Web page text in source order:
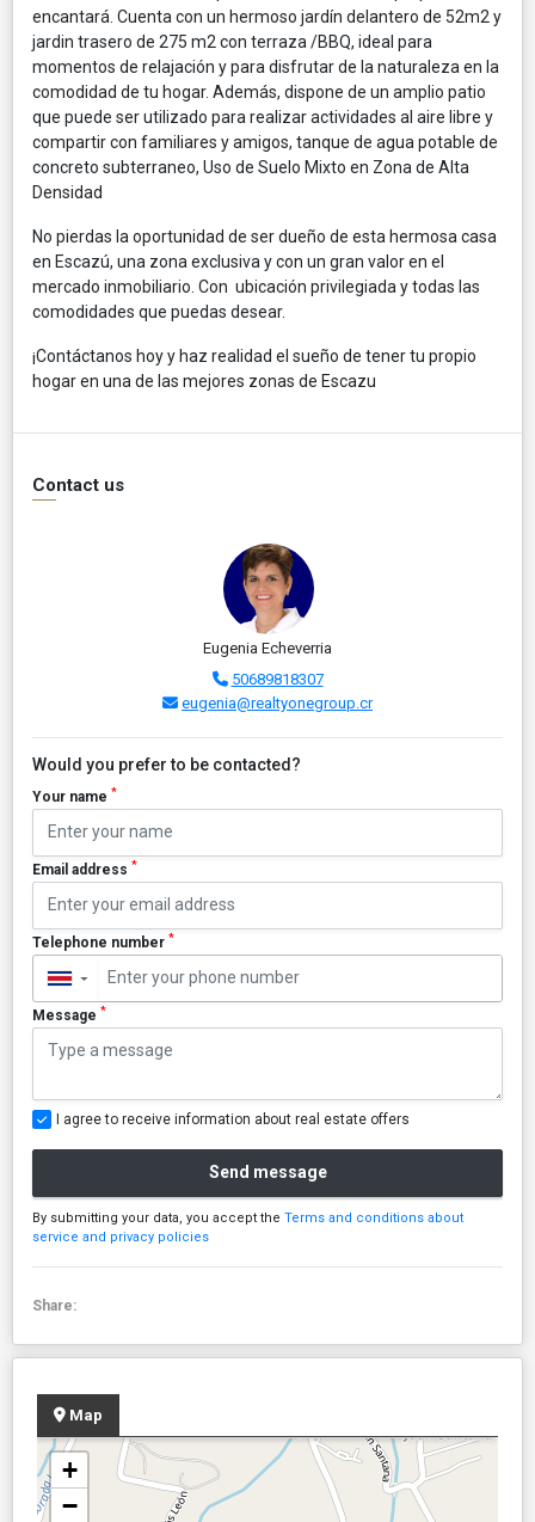
encantará. Cuenta con un hermoso jardín delantero de 52m2 y
jardin trasero de 275 m2 con terraza /BBQ, ideal para
momentos de relajación y para disfrutar de la naturaleza en la
comodidad de tu hogar. Además, dispone de un amplio patio
que puede ser utilizado para realizar actividades al aire libre y
compartir con familiares y amigos, tanque de agua potable de
concreto subterraneo, Uso de Suelo Mixto en Zona de Alta
Densidad
No pierdas la oportunidad de ser dueño de esta hermosa casa
en Escazú, una zona exclusiva y con un gran valor en el
mercado inmobiliario. Con ubicación privilegiada y todas las
comodidades que puedas desear.
¡Contáctanos hoy y haz realidad el sueño de tener tu propio
hogar en una de las mejores zonas de Escazu
Contact us
Eugenia Echeverria
50689818307
eugenia@realtyonegroup.cr
Would you prefer to be contacted?
Your name *
Email address *
Telephone number *
▼
Message *
I agree to receive information about real estate offers
Send message
By submitting your data, you accept the Terms and conditions about
service and privacy policies
Share:
Map
+
−